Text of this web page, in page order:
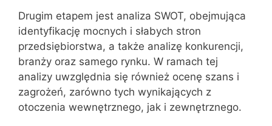
Drugim etapem jest analiza SWOT, obejmująca
identyfikację mocnych i słabych stron
przedsiębiorstwa, a także analizę konkurencji,
branży oraz samego rynku. W ramach tej
analizy uwzględnia się również ocenę szans i
zagrożeń, zarówno tych wynikających z
otoczenia wewnętrznego, jak i zewnętrznego.